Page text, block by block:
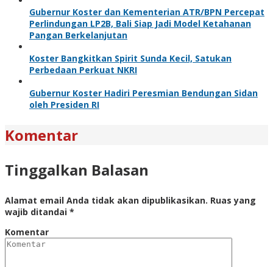
Gubernur Koster dan Kementerian ATR/BPN Percepat
Perlindungan LP2B, Bali Siap Jadi Model Ketahanan
Pangan Berkelanjutan
Koster Bangkitkan Spirit Sunda Kecil, Satukan
Perbedaan Perkuat NKRI
Gubernur Koster Hadiri Peresmian Bendungan Sidan
oleh Presiden RI
Komentar
Tinggalkan Balasan
Alamat email Anda tidak akan dipublikasikan. Ruas yang
wajib ditandai *
Komentar